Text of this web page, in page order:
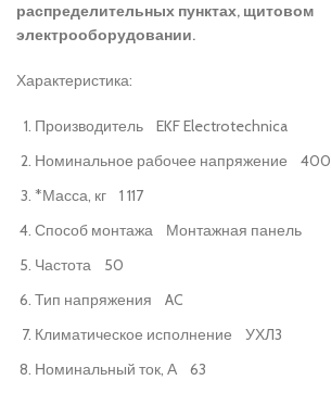
распределительных пунктах, щитовом
электрооборудовании.
Характеристика:
Производитель EKF Electrotechnica
Номинальное рабочее напряжение 400
*Масса, кг 1 117
Способ монтажа Монтажная панель
Частота 50
Тип напряжения AC
Климатическое исполнение УХЛ3
Номинальный ток, А 63